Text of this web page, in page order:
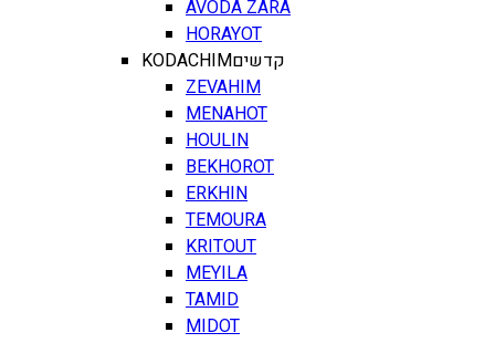
AVODA ZARA
HORAYOT
KODACHIMקדשים
ZEVAHIM
MENAHOT
HOULIN
BEKHOROT
ERKHIN
TEMOURA
KRITOUT
MEYILA
TAMID
MIDOT